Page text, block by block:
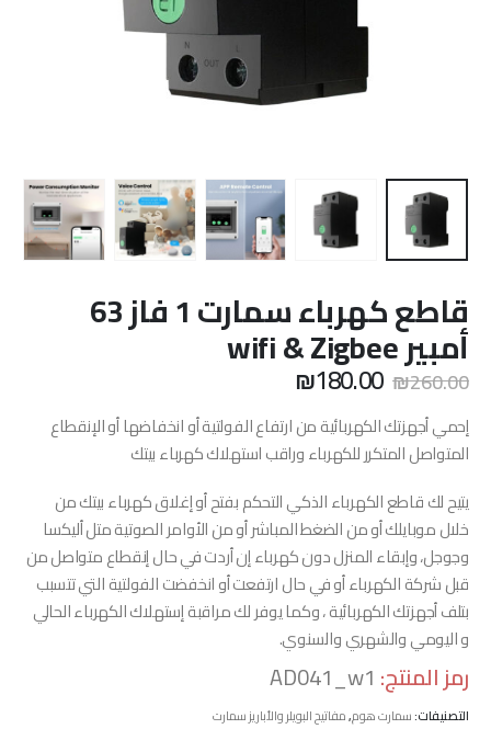
قاطع كهرباء سمارت 1 فاز 63
أمبير wifi & Zigbee
₪260.00 السعر
الأصلي
هو:
₪260.00.
₪180.00
هو:
₪180.00.
إحمي أجهزتك الكهربائية من ارتفاع الفولتية أو انخفاضها أو الإنقطاع
المتواصل المتكرر للكهرباء وراقب استهلاك كهرباء بيتك
يتيح لك قاطع الكهرباء الذكي التحكم بفتح أو إغلاق كهرباء بيتك من
خلال موبايلك أو من الضغط المباشر أو من الأوامر الصوتية متل أليكسا
وجوجل، وإبقاء المنزل دون كهرباء إن أردت في حال إنقطاع متواصل من
قبل شركة الكهرباء أو في حال ارتفعت أو انخفضت الفولتية التي تتسبب
بتلف أجهزتك الكهربائية ، وكما يوفر لك مراقبة إستهلاك الكهرباء الحالي
و اليومي والشهري والسنوي.
رمز المنتج: AD041_w1
التصنيفات:سمارت هوم,مفاتيح البويلر والأباريز سمارت